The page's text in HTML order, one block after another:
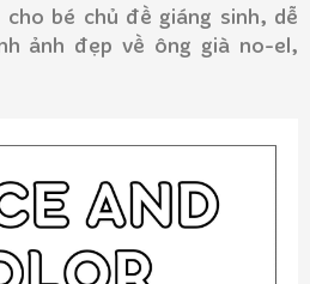
bé chủ đề giáng sinh, dễ
ảnh đẹp về ông già no-el,